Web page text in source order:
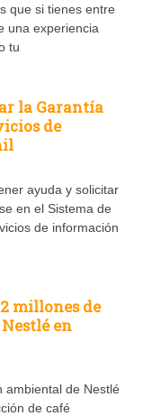
que si tienes entre
una experiencia
tu
la Garantía
de
ayuda y solicitar
en el Sistema de
de información
millones de
en
ambiental de Nestlé
de café